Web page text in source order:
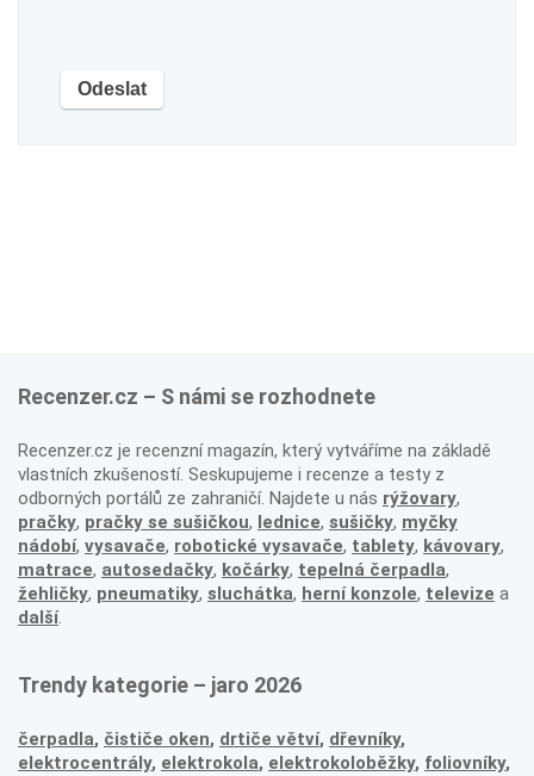
Recenzer.cz – S námi se rozhodnete
Recenzer.cz je recenzní magazín, který vytváříme na základě
vlastních zkušeností. Seskupujeme i recenze a testy z
odborných portálů ze zahraničí. Najdete u nás rýžovary,
pračky, pračky se sušičkou, lednice, sušičky, myčky
nádobí, vysavače, robotické vysavače, tablety, kávovary,
matrace, autosedačky, kočárky, tepelná čerpadla,
žehličky, pneumatiky, sluchátka, herní konzole, televize a
další.
Trendy kategorie – jaro 2026
čerpadla, čističe oken, drtiče větví, dřevníky,
elektrocentrály, elektrokola, elektrokoloběžky, foliovníky,